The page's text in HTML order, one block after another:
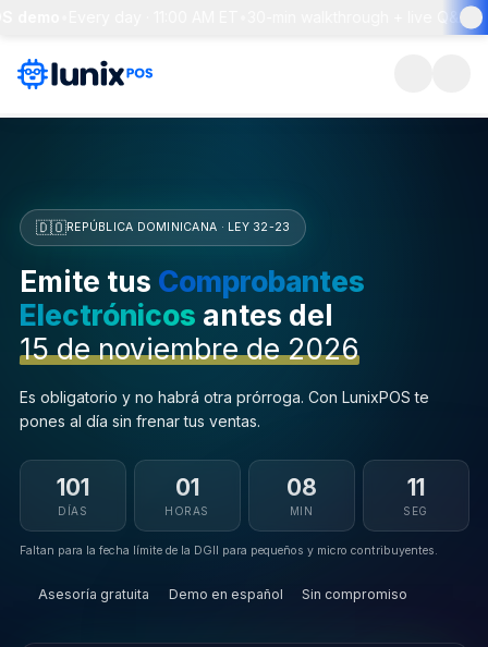
🇩🇴REPÚBLICA DOMINICANA · LEY 32-23
Emite tus Comprobantes
Electrónicos antes del
15 de noviembre de 2026
Es obligatorio y no habrá otra prórroga. Con LunixPOS te
pones al día sin frenar tus ventas.
101
DÍAS
01
HORAS
08
MIN
10
SEG
Faltan para la fecha límite de la DGII para pequeños y micro contribuyentes.
Asesoría gratuita Demo en español Sin compromiso